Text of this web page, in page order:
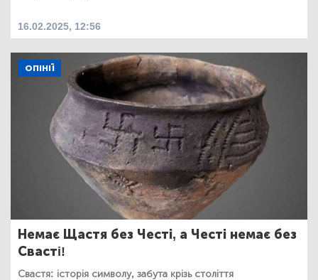
16.02.2025, 12:56
ОПІНІЇ
Немає Щастя без Честі, а Честі немає без
Свастi!
Свастя: історія символу, забута крізь століття